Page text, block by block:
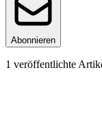
Abonnieren
1 veröffentlichte